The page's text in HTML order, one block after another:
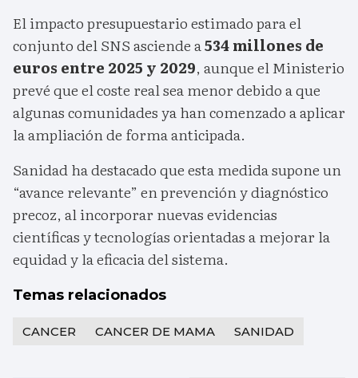
El impacto presupuestario estimado para el
conjunto del SNS asciende a534 millones de
euros entre 2025 y 2029, aunque el Ministerio
prevé que el coste real sea menor debido a que
algunas comunidades ya han comenzado a aplicar
la ampliación de forma anticipada.
Sanidad ha destacado que esta medida supone un
“avance relevante” en prevención y diagnóstico
precoz, al incorporar nuevas evidencias
científicas y tecnologías orientadas a mejorar la
equidad y la eficacia del sistema.
Temas relacionados
CANCER CANCER DE MAMA SANIDAD